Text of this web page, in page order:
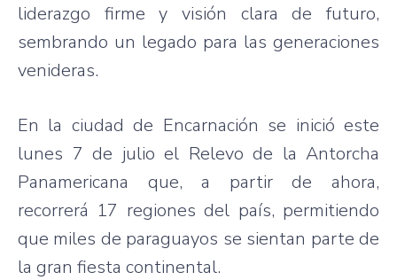
liderazgo firme y visión clara de futuro,
sembrando un legado para las generaciones
venideras.
En la ciudad de Encarnación se inició este
lunes 7 de julio el Relevo de la Antorcha
Panamericana que, a partir de ahora,
recorrerá 17 regiones del país, permitiendo
que miles de paraguayos se sientan parte de
la gran fiesta continental.